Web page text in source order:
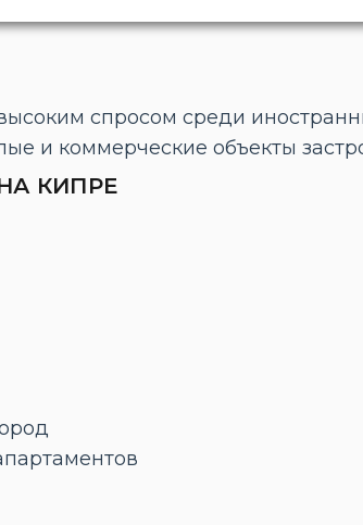
спросом среди
и коммерческие объекты
КИПРЕ